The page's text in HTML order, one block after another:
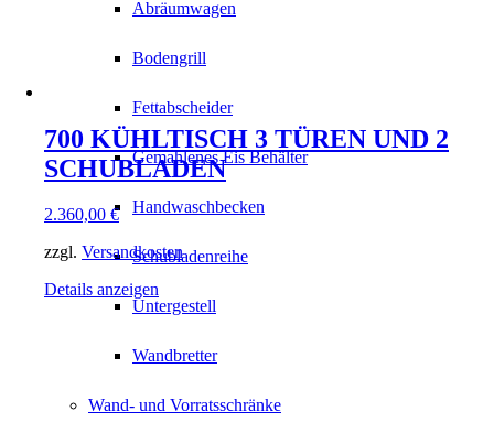
Abräumwagen
Bodengrill
Fettabscheider
Gemahlenes Eis Behälter
Handwaschbecken
Schubladenreihe
Untergestell
Wandbretter
Wand- und Vorratsschränke
700 KÜHLTISCH 3 TÜREN UND 2
SCHUBLADEN
2.360,00 €
zzgl. Versandkosten
Details anzeigen